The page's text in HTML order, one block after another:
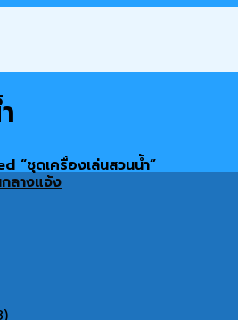
ลางแจ้ง
“ชุดเครื่องเล่นสวนน้ำ”